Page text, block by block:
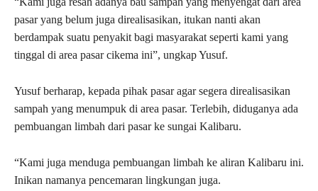
pasar yang belum juga direalisasikan, itukan nanti akan
berdampak suatu penyakit bagi masyarakat seperti kami yang
tinggal di area pasar cikema ini”, ungkap Yusuf.
Yusuf berharap, kepada pihak pasar agar segera direalisasikan
sampah yang menumpuk di area pasar. Terlebih, diduganya ada
pembuangan limbah dari pasar ke sungai Kalibaru.
“Kami juga menduga pembuangan limbah ke aliran Kalibaru ini.
Inikan namanya pencemaran lingkungan juga.